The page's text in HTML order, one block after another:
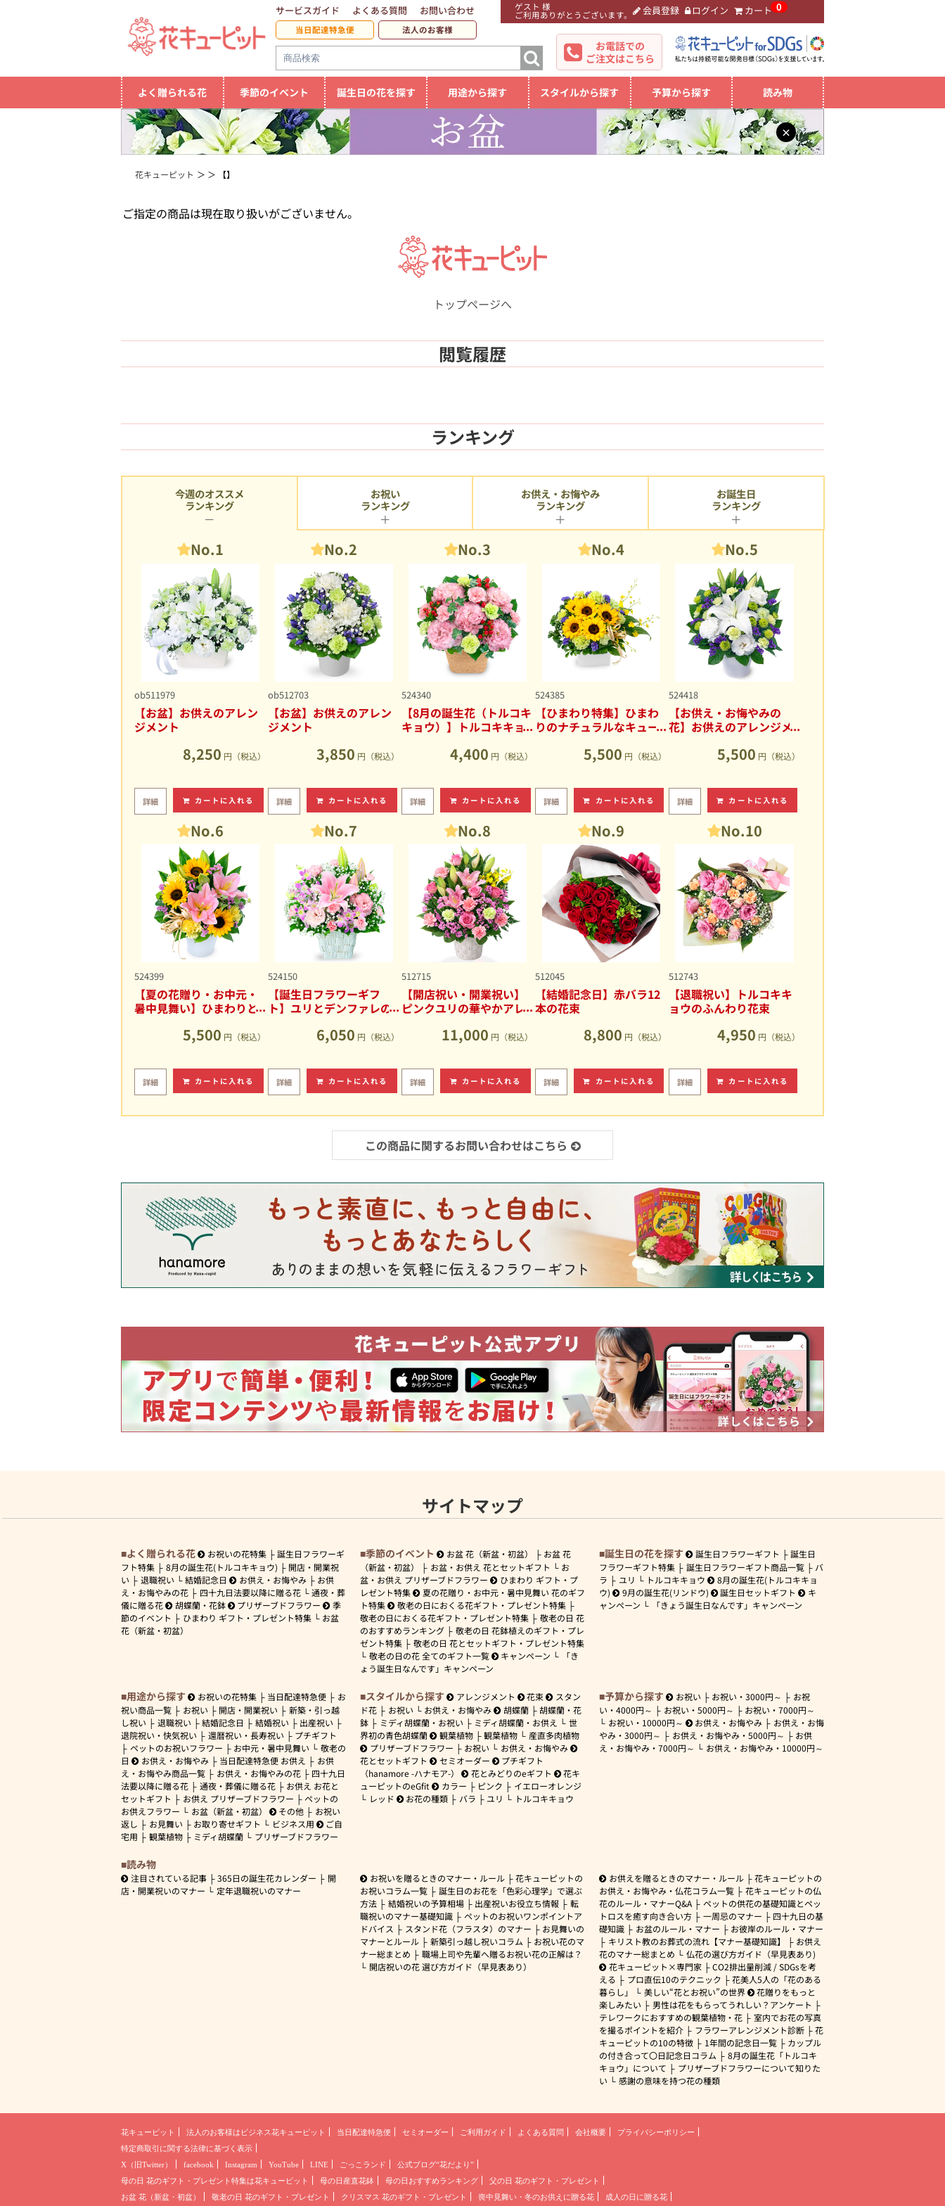
ゲスト 様
ご利用ありがとうございます。 会員登録 ログイン カート 0
サービスガイド よくある質問 お問い合わせ
当日配達特急便 法人のお客様
お電話での
ご注文はこちら
よく贈られる花 季節のイベント 誕生日の花を探す 用途から探す スタイルから探す 予算から探す 読み物
×
花キューピット 【】
ご指定の商品は現在取り扱いがございません。
トップページへ
閲覧履歴
ランキング
今週のオススメ
ランキング
No.1
ob511979
【お盆】お供えのアレン
ジメント
8,250 円（税込）
詳細 カートに入れる
No.2
ob512703
【お盆】お供えのアレン
ジメント
3,850 円（税込）
詳細 カートに入れる
No.3
524340
【8月の誕生花（トルコキ
キョウ）】トルコキキョ
4,400 円（税込）
詳細 カートに入れる
No.4
524385
【ひまわり特集】ひまわ
りのナチュラルなキュー
5,500 円（税込）
詳細 カートに入れる
No.5
524418
【お供え・お悔やみの
花】お供えのアレンジメ
5,500 円（税込）
詳細 カートに入れる
No.6
524399
【夏の花贈り・お中元・
暑中見舞い】ひまわりと
5,500 円（税込）
詳細 カートに入れる
No.7
524150
【誕生日フラワーギフ
ト】ユリとデンファレの
6,050 円（税込）
詳細 カートに入れる
No.8
512715
【開店祝い・開業祝い】
ピンクユリの華やかアレ
11,000 円（税込）
詳細 カートに入れる
No.9
512045
【結婚記念日】赤バラ12
本の花束
8,800 円（税込）
詳細 カートに入れる
No.10
512743
【退職祝い】トルコキキ
ョウのふんわり花束
4,950 円（税込）
詳細 カートに入れる
お祝い
ランキング
お供え・お悔やみ
ランキング
お誕生日
ランキング
この商品に関するお問い合わせはこちら
サイトマップ
よく贈られる花 お祝いの花特集
誕生日フラワーギ
フト特集
8月の誕生花(トルコキキョウ)
開店・開業祝
い
退職祝い 結婚記念日 お供え・お悔やみ
お供
え・お悔やみの花
四十九日法要以降に贈る花
通夜・葬
儀に贈る花
胡蝶蘭・花鉢 プリザーブドフラワー
季
節のイベント
ひまわり ギフト・プレゼント特集
お盆
花（新盆・初盆）
季節のイベント お盆 花（新盆・初盆）
お盆 花
（新盆・初盆）
お盆・お供え 花とセットギフト
お
盆・お供え プリザーブドフラワー
ひまわり ギフト・プ
レゼント特集
夏の花贈り・お中元・暑中見舞い 花のギフ
ト特集
敬老の日におくる花ギフト・プレゼント特集
敬老の日におくる花ギフト・プレゼント特集
敬老の日 花
のおすすめランキング
敬老の日 花鉢植えのギフト・プレ
ゼント特集
敬老の日 花とセットギフト・プレゼント特集
敬老の日の花 全てのギフト一覧
キャンペーン
「き
ょう誕生日なんです」キャンペーン
誕生日の花を探す 誕生日フラワーギフト
誕生日
フラワーギフト特集
誕生日フラワーギフト商品一覧
バ
ラ
ユリ トルコキキョウ
8月の誕生花(トルコキキョ
ウ)
9月の誕生花(リンドウ) 誕生日セットギフト
キ
ャンペーン
「きょう誕生日なんです」キャンペーン
用途から探す お祝いの花特集 当日配達特急便
お
祝い商品一覧
お祝い 開店・開業祝い
新築・引っ越
し祝い
退職祝い 結婚記念日 結婚祝い
出産祝い
退院祝い・快気祝い
還暦祝い・長寿祝い
プチギフト
ペットのお祝いフラワー
お中元・暑中見舞い
敬老の
日
お供え・お悔やみ 当日配達特急便 お供え
お供
え・お悔やみ商品一覧
お供え・お悔やみの花
四十九日
法要以降に贈る花
通夜・葬儀に贈る花
お供え お花と
セットギフト
お供え プリザーブドフラワー
ペットの
お供えフラワー
お盆（新盆・初盆） その他
お祝い
返し
お見舞い お取り寄せギフト ビジネス用
ご自
宅用
観葉植物 ミディ胡蝶蘭 プリザーブドフラワー
スタイルから探す アレンジメント 花束
スタン
ド花
お祝い お供え・お悔やみ 胡蝶蘭
胡蝶蘭・花
鉢
ミディ胡蝶蘭・お祝い ミディ胡蝶蘭・お供え
世
界初の青色胡蝶蘭
観葉植物 観葉植物
産直多肉植物
プリザーブドフラワー
お祝い
お供え・お悔やみ
花とセットギフト
セミオーダー
プチギフト
（hanamore -ハナモア-）
花とみどりのeギフト
花キ
ューピットのeGfit
カラー ピンク
イエローオレンジ
レッド
お花の種類 バラ ユリ トルコキキョウ
予算から探す お祝い お祝い・3000円～
お祝
い・ 4000円～ お祝い・ 5000円～ お祝い・7000円～
お祝い・ 10000円～ お供え・お悔やみ
お供え・お悔
やみ・ 3000円～ お供え・お悔やみ・ 5000円～
お供
え・お悔やみ・ 7000円～ お供え・お悔やみ・ 10000円～
読み物
注目されている記事 365日の誕生花カレンダー
開
店・開業祝いのマナー
定年退職祝いのマナー
お祝いを贈るときのマナー・ルール
花キューピットの
お祝いコラム一覧
誕生日のお花を「色彩心理学」で選ぶ
方法
結婚祝いの予算相場 出産祝いお役立ち情報
転
職祝いのマナー基礎知識
ペットのお祝いワンポイントア
ドバイス
スタンド花（フラスタ）のマナー
お見舞いの
マナーとルール
新築引っ越し祝いコラム
お祝い花のマ
ナー総まとめ
職場上司や先輩へ贈るお祝い花の正解は？
開店祝いの花 選び方ガイド（早見表あり）
お供えを贈るときのマナー・ルール
花キューピットの
お供え・お悔やみ・仏花コラム一覧
花キューピットの仏
花のルール・マナーQ&A
ペットの供花の基礎知識とペッ
トロスを癒す向き合い方
一周忌のマナー
四十九日の基
礎知識
お盆のルール・マナー
お彼岸のルール・マナー
キリスト教のお葬式の流れ【マナー基礎知識】
お供え
花のマナー総まとめ
仏花の選び方ガイド（早見表あり)
花キューピット×専門家
CO2排出量削減 / SDGsを考
える
プロ直伝10のテクニック
花美人5人の「花のある
暮らし」
美しい“花とお祝い”の世界
花贈りをもっと
楽しみたい
男性は花をもらってうれしい？アンケート
テレワークにおすすめの観葉植物・花
室内でお花の写真
を撮るポイントを紹介
フラワーアレンジメント診断
花
キューピットの10の特徴
1年間の記念日一覧
カップル
の付き合って〇日記念日コラム
8月の誕生花「トルコキ
キョウ」について
プリザーブドフラワーについて知りた
い
感謝の意味を持つ花の種類
花キューピット 法人のお客様は ビジネス花キューピット 当日配達特急便 セミオーダー ご利用ガイド よくある質問 会社概要
プライバシーポリシー
特定商取引に関する法律に基づく表示
X（旧Twitter）
facebook Instagram YouTube LINE ごっこランド
公式ブログ“花だより”
母の日 花のギフト・プレゼント 特集は花キューピット 母の日産直花鉢 母の日おすすめランキング
父の日 花のギフト・プレゼント
お盆 花（新盆・初盆）
敬老の日 花のギフト・プレゼント クリスマス 花のギフト・プレゼント 喪中見舞い・冬のお供えに贈る花 成人の日に贈る花